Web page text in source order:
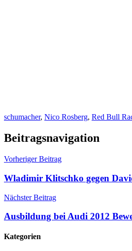
schumacher, Nico Rosberg, Red Bull
Beitragsnavigation
Vorheriger Beitrag
Wladimir Klitschko gegen
Nächster Beitrag
Ausbildung bei Audi 2012
Kategorien